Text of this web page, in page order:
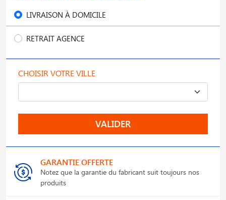
LIVRAISON À DOMICILE
RETRAIT AGENCE
CHOISIR VOTRE VILLE
VALIDER
GARANTIE OFFERTE
Notez que la garantie du fabricant suit toujours nos
produits